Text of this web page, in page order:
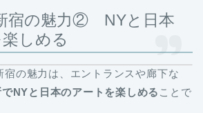
宿の魅力② NYと日本
しめる
の魅力は、エントランスや廊下な
NYと日本のアートを楽しめる ことで